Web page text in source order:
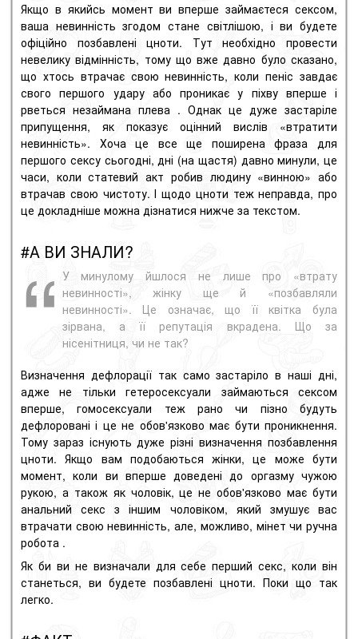
Якщо в якийсь момент ви вперше займаєтеся сексом,
ваша невинність згодом стане світлішою, і ви будете
офіційно позбавлені цноти. Тут необхідно провести
невелику відмінність, тому що вже давно було сказано,
що хтось втрачає свою невинність, коли пеніс завдає
свого першого удару або проникає у піхву вперше і
рветься незаймана плева . Однак це дуже застаріле
припущення, як показує оцінний вислів «втратити
невинність». Хоча це все ще поширена фраза для
першого сексу сьогодні, дні (на щастя) давно минули, це
часи, коли статевий акт робив людину «винною» або
втрачав свою чистоту. І щодо цноти теж неправда, про
це докладніше можна дізнатися нижче за текстом.
#А ВИ ЗНАЛИ?
У минулому йшлося не лише про «втрату
невинності», жінку ще й «позбавляли
невинності». Це означає, що її квітка була
зірвана, а її репутація вкрадена. Що за
нісенітниця, чи не так?
Визначення дефлорації так само застаріло в наші дні,
адже не тільки гетеросексуали займаються сексом
вперше, гомосексуали теж рано чи пізно будуть
дефлоровані і це не обов'язково має бути проникнення.
Тому зараз існують дуже різні визначення позбавлення
цноти. Якщо вам подобаються жінки, це може бути
момент, коли ви вперше доведені до оргазмучужою
рукою, а також як чоловік, це не обов'язково має бути
анальний сексз іншим чоловіком, який змушує вас
втрачати свою невинність, але, можливо, мінет чи ручна
робота .
Як би ви не визначали для себе перший секс, коли він
станеться, ви будете позбавлені цноти. Поки що так
легко.